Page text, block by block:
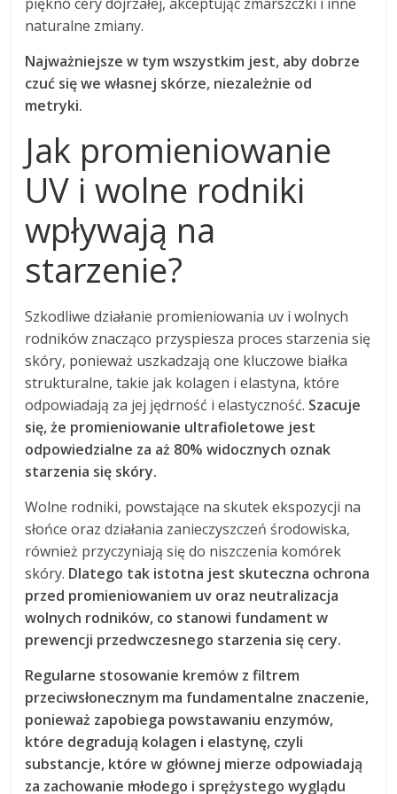
naturalne zmiany.
Najważniejsze w tym wszystkim jest, aby dobrze
czuć się we własnej skórze, niezależnie od
metryki.
Jak promieniowanie
UV i wolne rodniki
wpływają na
starzenie?
Szkodliwe działanie promieniowania uv i wolnych
rodników znacząco przyspiesza proces starzenia się
skóry, ponieważ uszkadzają one kluczowe białka
strukturalne, takie jak kolagen i elastyna, które
odpowiadają za jej jędrność i elastyczność. Szacuje
się, że promieniowanie ultrafioletowe jest
odpowiedzialne za aż 80% widocznych oznak
starzenia się skóry.
Wolne rodniki, powstające na skutek ekspozycji na
słońce oraz działania zanieczyszczeń środowiska,
również przyczyniają się do niszczenia komórek
skóry. Dlatego tak istotna jest skuteczna ochrona
przed promieniowaniem uv oraz neutralizacja
wolnych rodników, co stanowi fundament w
prewencji przedwczesnego starzenia się cery.
Regularne stosowanie kremów z filtrem
przeciwsłonecznym ma fundamentalne znaczenie,
ponieważ zapobiega powstawaniu enzymów,
które degradują kolagen i elastynę, czyli
substancje, które w głównej mierze odpowiadają
za zachowanie młodego i sprężystego wyglądu